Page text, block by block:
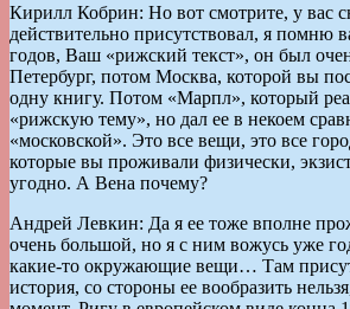
Кирилл Кобрин: Но вот смотрите, у вас
действительно присутствовал, я помню
годов, Ваш «рижский текст», он был
Петербург, потом Москва, которой вы
одну книгу. Потом «Марпл», который
«рижскую тему», но дал ее в некоем
«московской». Это все вещи, это все
которые вы проживали физически,
угодно. А Вена почему?
Андрей Левкин: Да я ее тоже вполне
очень большой, но я с ним вожусь уже
какие-то окружающие вещи… Там
история, со стороны ее вообразить